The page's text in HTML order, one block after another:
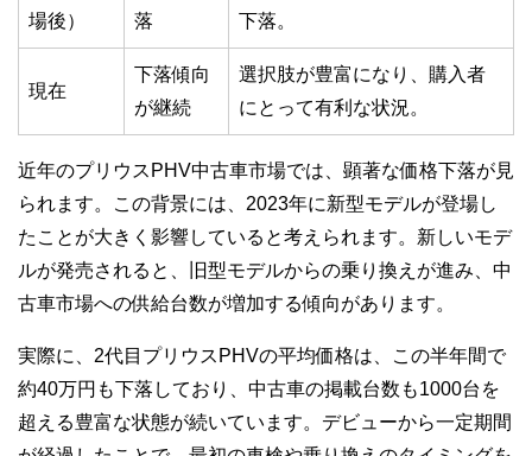
場後）
落
下落。
現在
下落傾向
が継続
選択肢が豊富になり、購入者
にとって有利な状況。
近年のプリウスPHV中古車市場では、顕著な価格下落が見
られます。この背景には、2023年に新型モデルが登場し
たことが大きく影響していると考えられます。新しいモデ
ルが発売されると、旧型モデルからの乗り換えが進み、中
古車市場への供給台数が増加する傾向があります。
実際に、2代目プリウスPHVの平均価格は、この半年間で
約40万円も下落しており、中古車の掲載台数も1000台を
超える豊富な状態が続いています。デビューから一定期間